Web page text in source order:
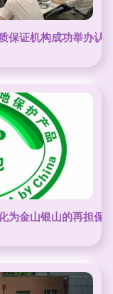
保证机构成功举办认
为金山银山的再担保